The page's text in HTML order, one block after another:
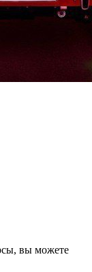
вы можете